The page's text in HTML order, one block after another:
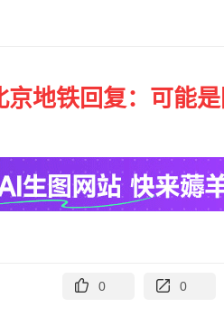
地铁回复：可能
0 0